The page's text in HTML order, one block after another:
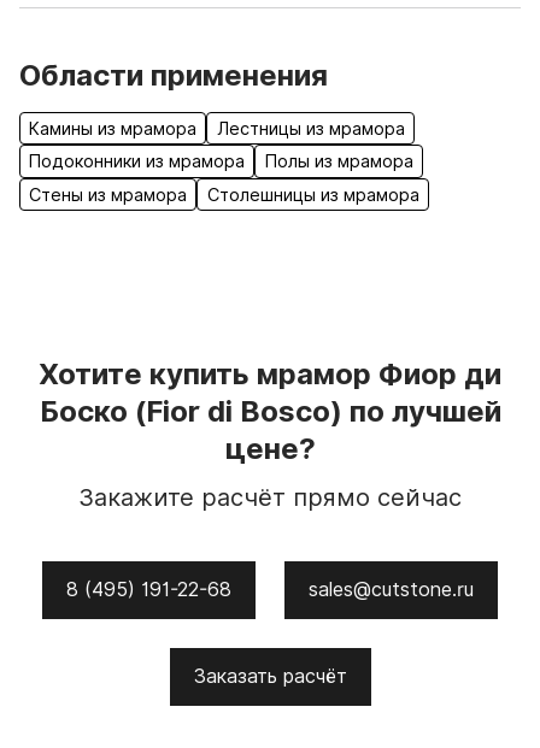
Области применения
Камины из мрамора
Лестницы из мрамора
Подоконники из мрамора
Полы из мрамора
Стены из мрамора
Столешницы из мрамора
Хотите купить мрамор Фиор ди
Боско (Fior di Bosco) по лучшей
цене?
Закажите расчёт прямо сейчас
8 (495) 191-22-68 sales@cutstone.ru
Заказать расчёт